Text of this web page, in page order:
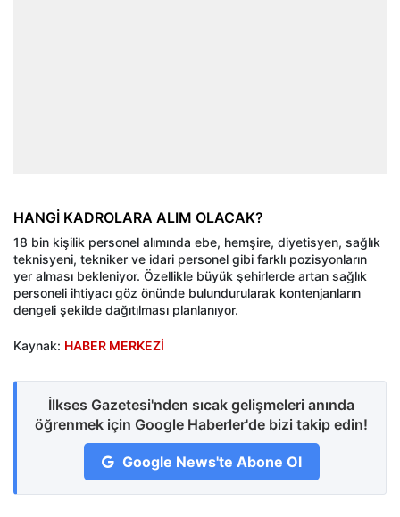
HANGİ KADROLARA ALIM OLACAK?
18 bin kişilik personel alımında ebe, hemşire, diyetisyen, sağlık
teknisyeni, tekniker ve idari personel gibi farklı pozisyonların
yer alması bekleniyor. Özellikle büyük şehirlerde artan sağlık
personeli ihtiyacı göz önünde bulundurularak kontenjanların
dengeli şekilde dağıtılması planlanıyor.
Kaynak: HABER MERKEZİ
İlkses Gazetesi'nden sıcak gelişmeleri anında
öğrenmek için Google Haberler'de bizi takip edin!
Google News'te Abone Ol